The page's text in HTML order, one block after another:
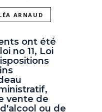
ARNAUD
ont été
no 11, Loi
vente de
ou de